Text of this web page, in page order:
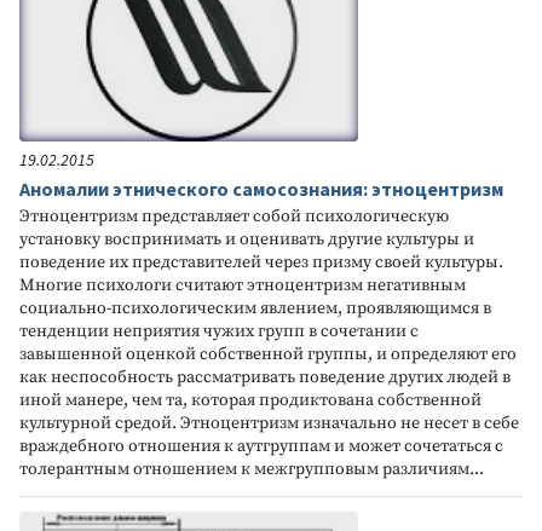
19.02.2015
Аномалии этнического самосознания: этноцентризм
Этноцентризм представляет собой психологическую
установку воспринимать и оценивать другие культуры и
поведение их представителей через призму своей культуры.
Многие психологи считают этноцентризм негативным
социально-психологическим явлением, проявляющимся в
тенденции неприятия чужих групп в сочетании с
завышенной оценкой собственной группы, и определяют его
как неспособность рассматривать поведение других людей в
иной манере, чем та, которая продиктована собственной
культурной средой. Этноцентризм изначально не несет в себе
враждебного отношения к аутгруппам и может сочетаться с
толерантным отношением к межгрупповым различиям...